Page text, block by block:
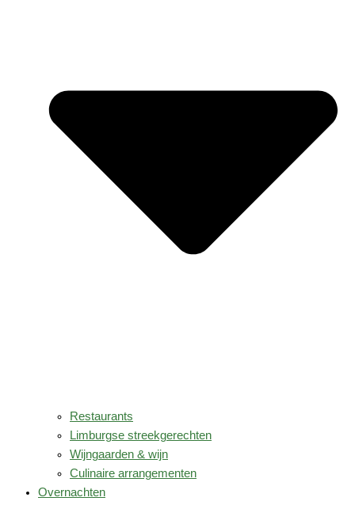
Restaurants
Limburgse streekgerechten
Wijngaarden & wijn
Culinaire arrangementen
Overnachten